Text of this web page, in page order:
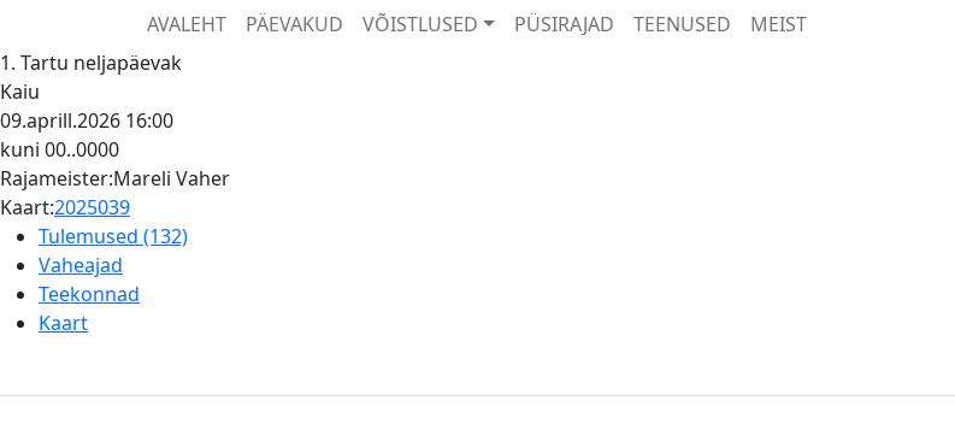
AVALEHT PÄEVAKUD VÕISTLUSED PÜSIRAJAD TEENUSED
MEIST
1. Tartu neljapäevak
Kaiu
09.aprill.2026 16:00
kuni 00..0000
Rajameister:Mareli Vaher
Kaart:2025039
Tulemused (132)
Vaheajad
Teekonnad
Kaart